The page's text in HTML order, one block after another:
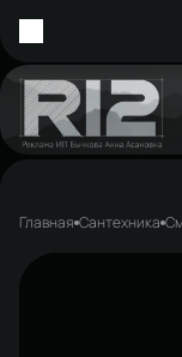
Главная Сантехника